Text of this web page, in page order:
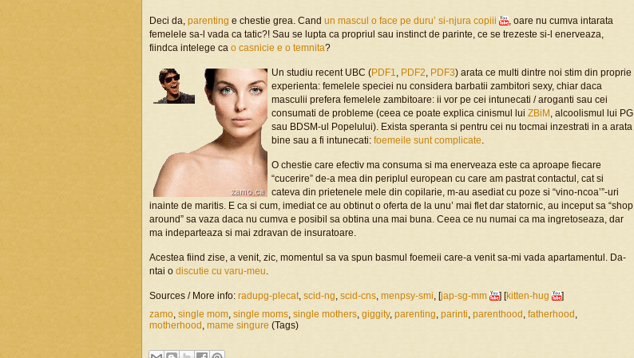
Deci da, parenting e chestie grea. Cand un mascul o face pe duru’ si-njura copiii
, oare nu cumva intarata
femelele sa-l vada ca tatic?! Sau se lupta ca propriul sau instinct de parinte, ce se trezeste si-l enerveaza,
fiindca intelege ca o casnicie e o temnita?
Un studiu recent UBC (PDF1, PDF2, PDF3) arata ce multi dintre noi stim din proprie
experienta: femelele speciei nu considera barbatii zambitori sexy, chiar daca
masculii prefera femelele zambitoare: ii vor pe cei intunecati / aroganti sau cei
consumati de probleme (ceea ce poate explica cinismul lui ZBiM , alcoolismul lui PG
sau BDSM-ul Popelului). Exista speranta si pentru cei nu tocmai inzestrati in a arata
bine sau a fi intunecati: foemeile sunt complicate.
O chestie care efectiv ma consuma si ma enerveaza este ca aproape fiecare
“cucerire” de-a mea din periplul european cu care am pastrat contactul, cat si
cateva din prietenele mele din copilarie, m-au asediat cu poze si “vino-ncoa’”-uri
inainte de maritis. E ca si cum, imediat ce au obtinut o oferta de la unu’ mai flet dar statornic, au inceput sa “shop
around” sa vaza daca nu cumva e posibil sa obtina una mai buna. Ceea ce nu numai ca ma ingretoseaza, dar
ma indeparteaza si mai zdravan de insuratoare.
Acestea fiind zise, a venit, zic, momentul sa va spun basmul foemeii care-a venit sa-mi vada apartamentul. Da-
ntai o discutie cu varu-meu.
Sources / More info: radupg-plecat, scid-ng, scid-cns, menpsy-smi, [jap-sg-mm ] [kitten-hug
]
zamo, single mom, single moms, single mothers, giggity, parenting, parinti, parenthood , fatherhood ,
motherhood , mame singure (Tags)